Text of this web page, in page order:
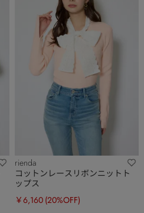
rienda
コットンレースリボンニットト
ップス
￥6,160 (20%OFF)